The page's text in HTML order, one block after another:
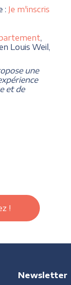
: Je m'inscris
Louis Weil,
une
et de
!
Newsletter